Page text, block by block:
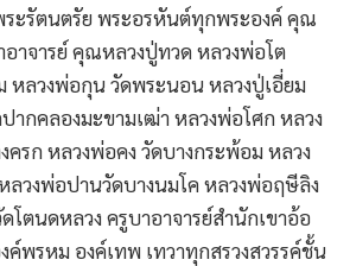
ะรัตนตรัย พระอรหันต์ทุกพระองค์ คุณ
าจารย์ คุณหลวงปู่ทวด หลวงพ่อโต
หลวงพ่อกุน วัดพระนอน หลวงปู่เอี่ยม
ากคลองมะขามเฒ่า หลวงพ่อโศก หลวง
รก หลวงพ่อคง วัดบางกระพ้อม หลวง
ลวงพ่อปานวัดบางนมโค หลวงพ่อฤษีลิง
โตนดหลวง ครูบาอาจารย์สำนักเขาอ้อ
พรหม องค์เทพ เทวาทุกสรวงสวรรค์ชั้น